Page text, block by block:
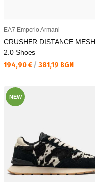
EA7 Emporio Armani
CRUSHER DISTANCE MESH
2.0 Shoes
Текуща цена:
194,90 € / 381,19 BGN
NEW